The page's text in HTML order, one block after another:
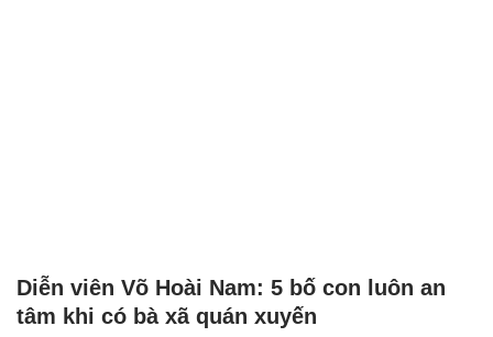
Diễn viên Võ Hoài Nam: 5 bố con luôn an
tâm khi có bà xã quán xuyến